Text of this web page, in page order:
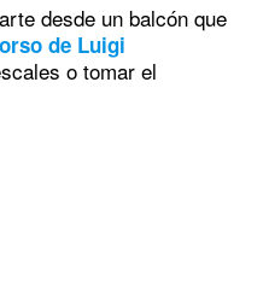
desde un balcón que
de Luigi
o tomar el